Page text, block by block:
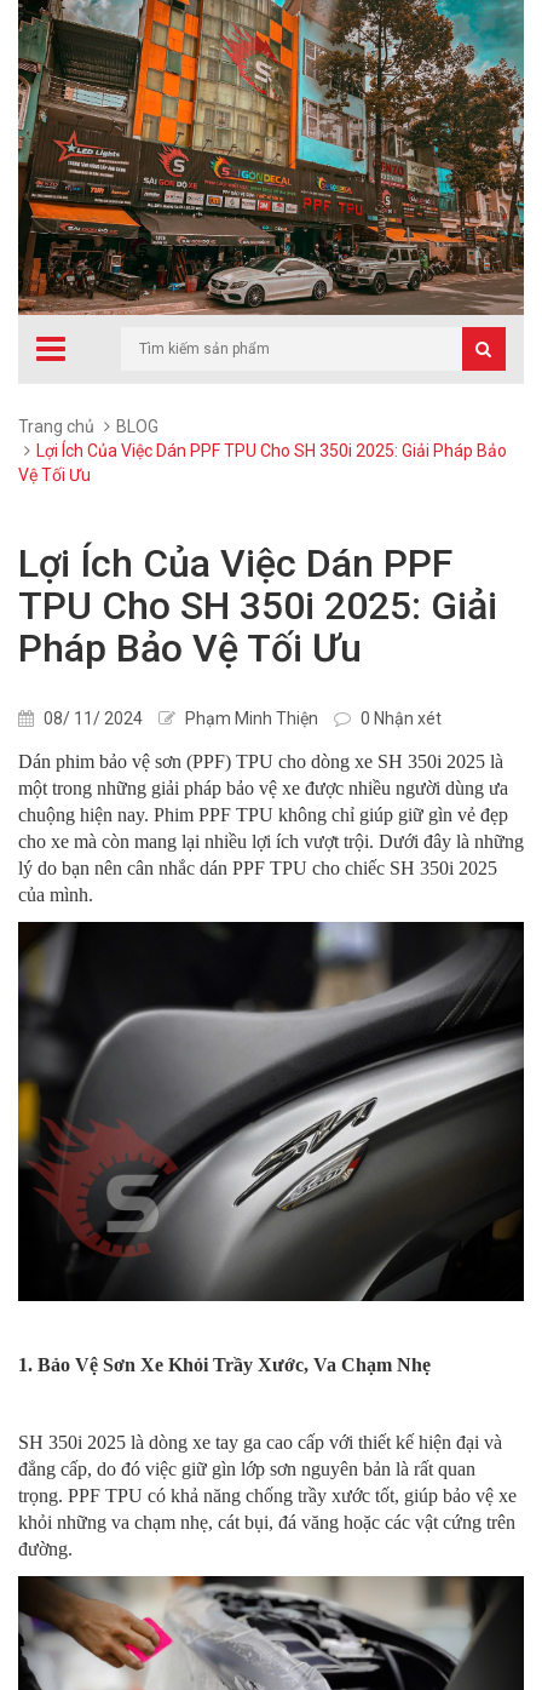
Trang chủ
BLOG
Lợi Ích Của Việc Dán PPF TPU Cho SH 350i 2025: Giải Pháp Bảo
Vệ Tối Ưu
Lợi Ích Của Việc Dán PPF
TPU Cho SH 350i 2025: Giải
Pháp Bảo Vệ Tối Ưu
08/ 11/ 2024 Phạm Minh Thiện 0 Nhận xét
Dán phim bảo vệ sơn (PPF) TPU cho dòng xe SH 350i 2025 là
một trong những giải pháp bảo vệ xe được nhiều người dùng ưa
chuộng hiện nay. Phim PPF TPU không chỉ giúp giữ gìn vẻ đẹp
cho xe mà còn mang lại nhiều lợi ích vượt trội. Dưới đây là những
lý do bạn nên cân nhắc dán PPF TPU cho chiếc SH 350i 2025
của mình.
1. Bảo Vệ Sơn Xe Khỏi Trầy Xước, Va Chạm Nhẹ
SH 350i 2025 là dòng xe tay ga cao cấp với thiết kế hiện đại và
đẳng cấp, do đó việc giữ gìn lớp sơn nguyên bản là rất quan
trọng. PPF TPU có khả năng chống trầy xước tốt, giúp bảo vệ xe
khỏi những va chạm nhẹ, cát bụi, đá văng hoặc các vật cứng trên
đường.